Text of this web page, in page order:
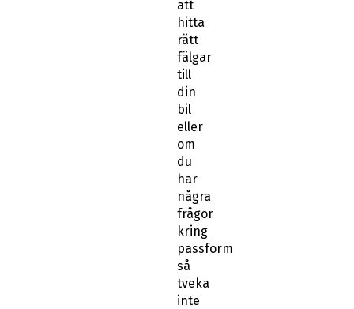
att
hitta
rätt
fälgar
till
din
bil
eller
om
du
har
några
frågor
kring
passform
så
tveka
inte